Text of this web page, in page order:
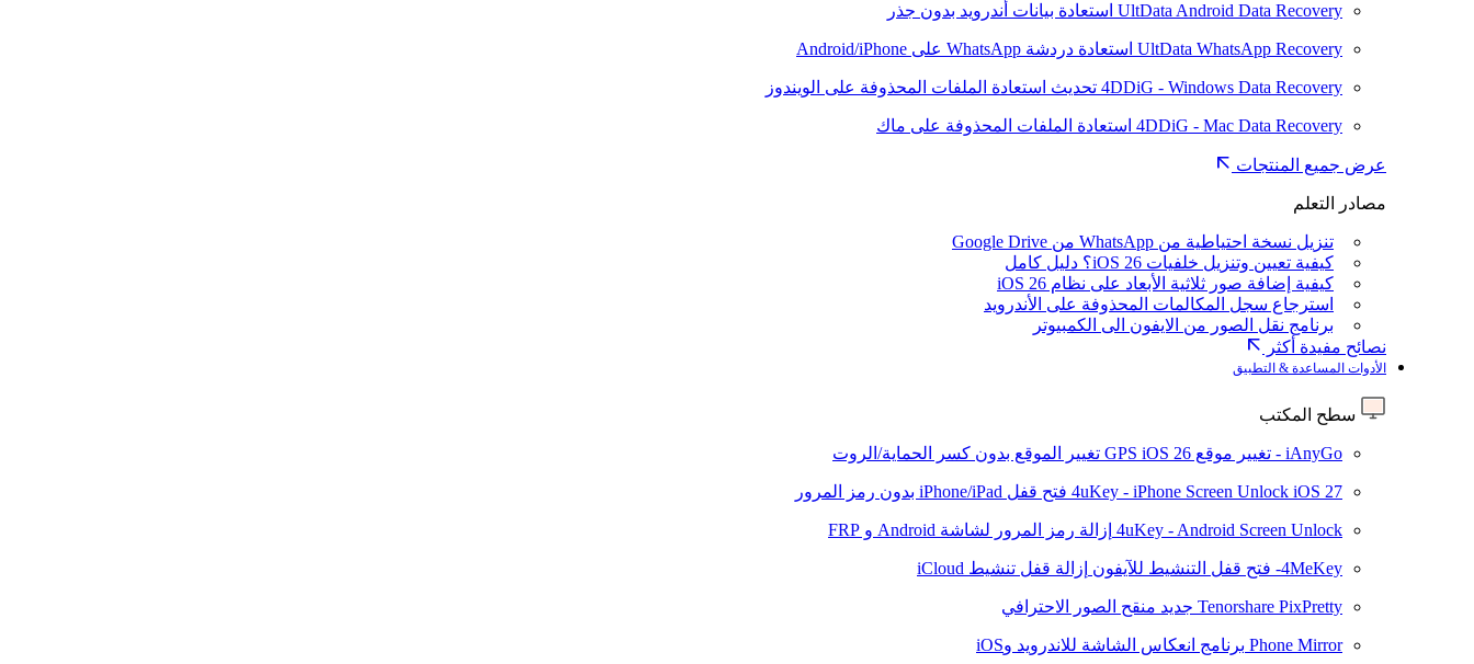
UltData Android Data Recovery استعادة بيانات أندرويد بدون جذر
UltData WhatsApp Recovery استعادة دردشة WhatsApp على Android/iPhone
4DDiG - Windows Data Recovery تحديث استعادة الملفات المحذوفة على الويندوز
4DDiG - Mac Data Recovery استعادة الملفات المحذوفة على ماك
عرض جميع المنتجات
مصادر التعلم
تنزيل نسخة احتياطية من WhatsApp من Google Drive
كيفية تعيين وتنزيل خلفيات iOS 26؟ دليل كامل
كيفية إضافة صور ثلاثية الأبعاد على نظام iOS 26
استرجاع سجل المكالمات المحذوفة على الأندرويد
برنامج نقل الصور من الايفون الى الكمبيوتر
نصائح مفيدة أكثر
الأدوات المساعدة & التطبيق
سطح المكتب
iAnyGo - تغيير موقع GPS iOS 26 تغيير الموقع بدون كسر الحماية/الروت
4uKey - iPhone Screen Unlock iOS 27 فتح قفل iPhone/iPad بدون رمز المرور
4uKey - Android Screen Unlock إزالة رمز المرور لشاشة Android و FRP
4MeKey- فتح قفل التنشيط للآيفون إزالة قفل تنشيط iCloud
Tenorshare PixPretty جديد منقح الصور الاحترافي
Phone Mirror برنامج انعكاس الشاشة للاندرويد وiOS